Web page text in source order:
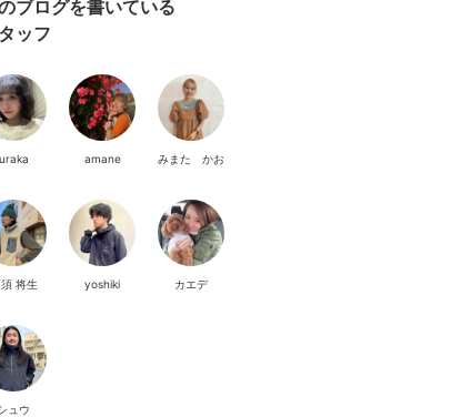
ブログを書いている
ッフ
uraka amane みまた かお
将生 yoshiki カエデ
ュウ